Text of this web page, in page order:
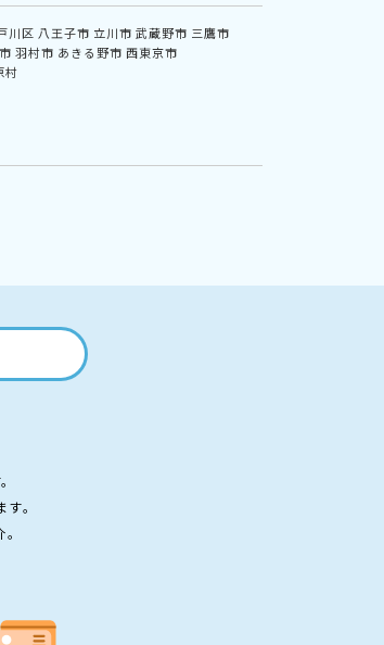
川区 八王子市 立川市 武蔵野市 三鷹市
羽村市 あきる野市 西東京市
村
。